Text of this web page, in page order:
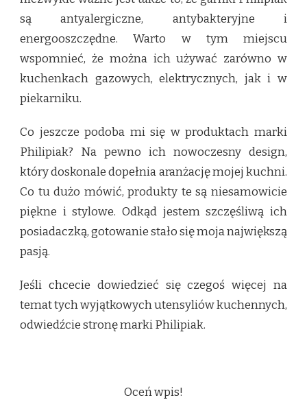
są antyalergiczne, antybakteryjne i
energooszczędne. Warto w tym miejscu
wspomnieć, że można ich używać zarówno w
kuchenkach gazowych, elektrycznych, jak i w
piekarniku.
Co jeszcze podoba mi się w produktach marki
Philipiak? Na pewno ich nowoczesny design,
który doskonale dopełnia aranżację mojej kuchni.
Co tu dużo mówić, produkty te są niesamowicie
piękne i stylowe. Odkąd jestem szczęśliwą ich
posiadaczką, gotowanie stało się moja największą
pasją.
Jeśli chcecie dowiedzieć się czegoś więcej na
temat tych wyjątkowych utensyliów kuchennych,
odwiedźcie stronę marki Philipiak.
Oceń wpis!